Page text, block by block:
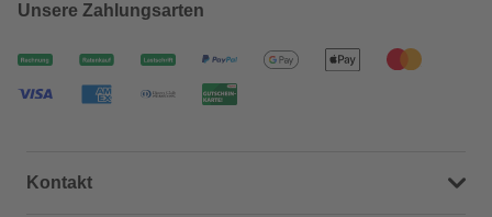
Unsere Zahlungsarten
Kontakt